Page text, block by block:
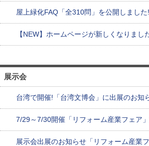
屋上緑化FAQ「全310問」を公開しました!
【NEW】ホームページが新しくなりまし
展示会
台湾で開催!「台湾文博会」に出展のお知
7/29～7/30開催「リフォーム産業フェア
展示会出展のお知らせ「リフォーム産業フ